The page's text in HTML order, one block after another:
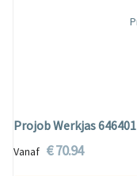
Projob Werkjas 646401
Vanaf € 70.94